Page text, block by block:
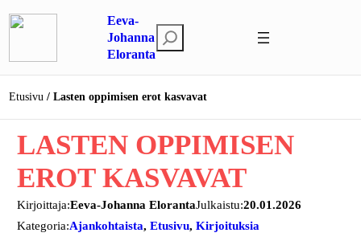
sisältöön
Eeva-
Johanna
Elorantat
s
i
Etusivu Lasten oppimisen erot kasvavat
LASTEN OPPIMISEN
EROT KASVAVAT
Kirjoittaja:Eeva-Johanna ElorantaJulkaistu:20.01.2026
Kategoria:Ajankohtaista, Etusivu, Kirjoituksia